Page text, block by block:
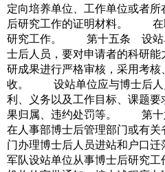
定向培养单位、工作单位或者
后研究工作的证明材料。 在
研究工作。 第十五条 设站
士后人员，要对申请者的科研
研成果进行严格审核，采用考
收。 设站单位应与博士后人
利、义务以及工作目标、课题
果归属、违约处罚等。 第十
在人事部博士后管理部门或有
门办理博士后人员进站和户
军队设站单位从事博士后研究